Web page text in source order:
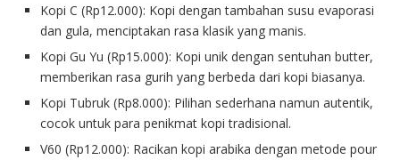
Kopi C (Rp12.000): Kopi dengan tambahan susu evaporasi
dan gula, menciptakan rasa klasik yang manis.
Kopi Gu Yu (Rp15.000): Kopi unik dengan sentuhan butter,
memberikan rasa gurih yang berbeda dari kopi biasanya.
Kopi Tubruk (Rp8.000): Pilihan sederhana namun autentik,
cocok untuk para penikmat kopi tradisional.
V60 (Rp12.000): Racikan kopi arabika dengan metode pour